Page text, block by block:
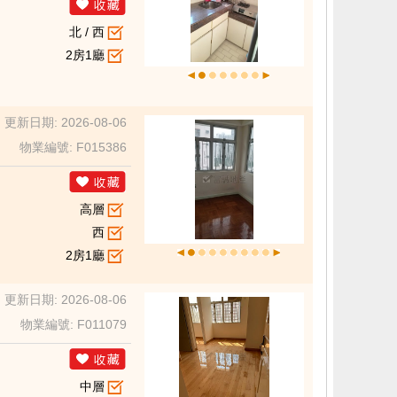
北 / 西
2房1廳
更新日期: 2026-08-06
物業編號: F015386
高層
西
2房1廳
更新日期: 2026-08-06
物業編號: F011079
中層